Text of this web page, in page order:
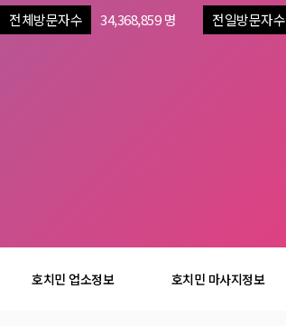
전체방문자수 34,368,859 명 전일방문자수
호치민 업소정보 호치민 마사지정보